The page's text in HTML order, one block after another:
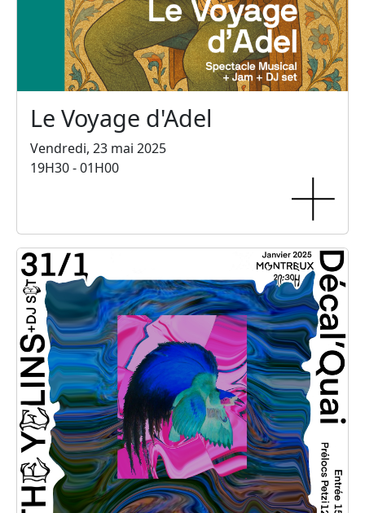
Le Voyage d'Adel
Vendredi, 23 mai 2025
19H30 - 01H00